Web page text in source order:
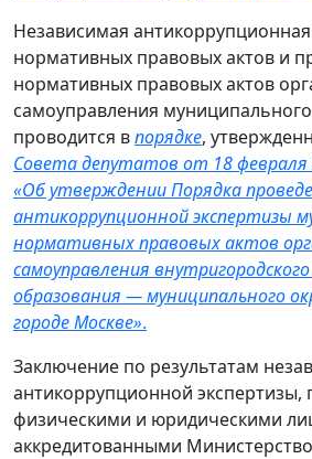
Независимая антикоррупционная
нормативных правовых актов и
нормативных правовых актов
самоуправления
проводится впорядке,
Совета депутатов от 18 февраля
«Об утверждении Порядка
антикоррупционной экспертизы
нормативных правовых актов
самоуправления
образования — муниципального
городе Москве».
Заключение по результатам
антикоррупционной экспертизы,
физическими и юридическими
аккредитованными